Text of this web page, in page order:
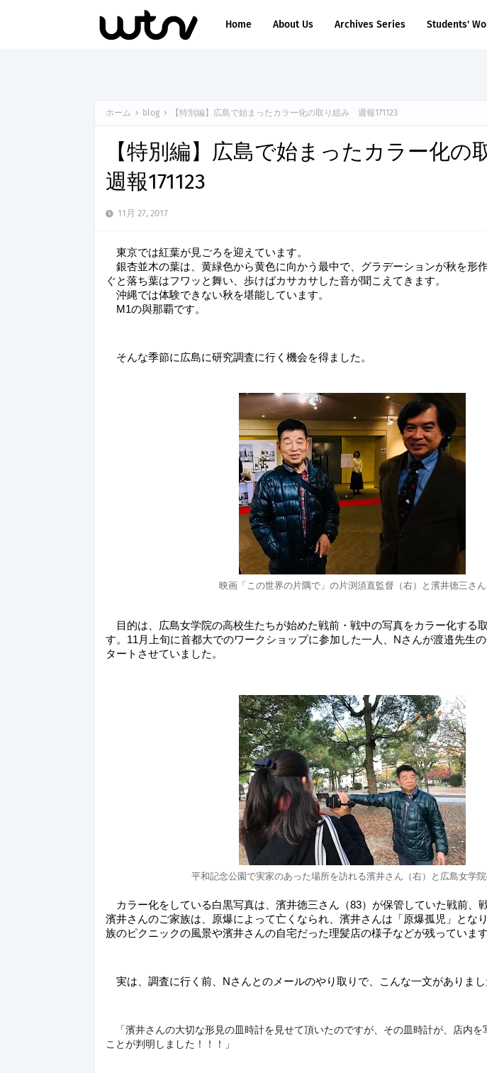
Home About Us Archives Series Students'
ホーム blog 【特別編】広島で始まったカラー化の取り組み 週報171123
【特別編】広島で始まったカラー化
週報171123
11月 27, 2017
東京では紅葉が見ごろを迎えています。
銀杏並木の葉は、黄緑色から黄色に向かう最中で、グラデーションが秋を形
ぐと落ち葉はフワッと舞い、歩けばカサカサした音が聞こえてきます。
沖縄では体験できない秋を堪能しています。
M1の與那覇です。
そんな季節に広島に研究調査に行く機会を得ました。
映画「この世界の片隅で」の片渕須直監督（右）と濱井徳三さん
目的は、広島女学院の高校生たちが始めた戦前・戦中の写真をカラー化する
す。11月上旬に首都大でのワークショップに参加した一人、Nさんが渡邉先生
タートさせていました。
平和記念公園で実家のあった場所を訪れる濱井さん（右）と広島女学
カラー化をしている白黒写真は、濱井徳三さん（83）が保管していた戦前、
濱井さんのご家族は、原爆によって亡くなられ、濱井さんは「原爆孤児」とな
族のピクニックの風景や濱井さんの自宅だった理髪店の様子などが残っています
実は、調査に行く前、Nさんとのメールのやり取りで、こんな一文がありまし
「濱井さんの大切な形見の皿時計を見せて頂いたのですが、その皿時計が、店内を
ことが判明しました！！！」